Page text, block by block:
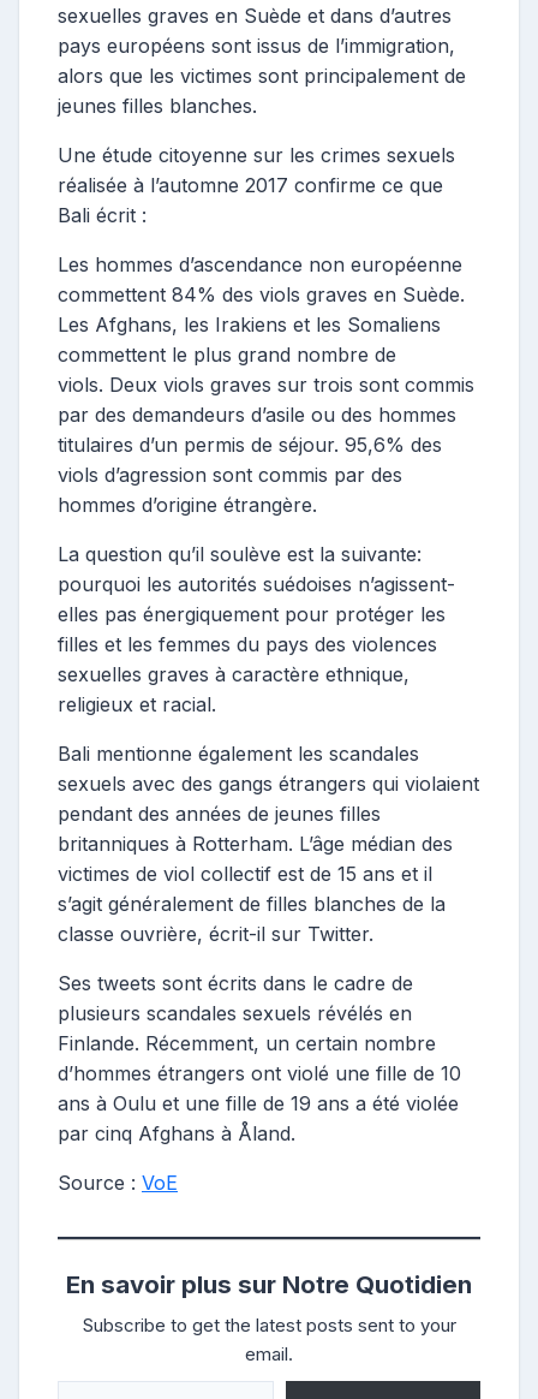
sexuelles graves en Suède et dans d’autres
pays européens sont issus de l’immigration,
alors que les victimes sont principalement de
jeunes filles blanches.
Une étude citoyenne sur les crimes sexuels
réalisée à l’automne 2017 confirme ce que
Bali écrit :
Les hommes d’ascendance non européenne
commettent 84% des viols graves en Suède.
Les Afghans, les Irakiens et les Somaliens
commettent le plus grand nombre de
viols. Deux viols graves sur trois sont commis
par des demandeurs d’asile ou des hommes
titulaires d’un permis de séjour. 95,6% des
viols d’agression sont commis par des
hommes d’origine étrangère.
La question qu’il soulève est la suivante:
pourquoi les autorités suédoises n’agissent-
elles pas énergiquement pour protéger les
filles et les femmes du pays des violences
sexuelles graves à caractère ethnique,
religieux et racial.
Bali mentionne également les scandales
sexuels avec des gangs étrangers qui violaient
pendant des années de jeunes filles
britanniques à Rotterham. L’âge médian des
victimes de viol collectif est de 15 ans et il
s’agit généralement de filles blanches de la
classe ouvrière, écrit-il sur Twitter.
Ses tweets sont écrits dans le cadre de
plusieurs scandales sexuels révélés en
Finlande. Récemment, un certain nombre
d’hommes étrangers ont violé une fille de 10
ans à Oulu et une fille de 19 ans a été violée
par cinq Afghans à Åland.
Source : VoE
En savoir plus sur Notre Quotidien
Subscribe to get the latest posts sent to your
email.
Saisissez votre adresse e-mail…